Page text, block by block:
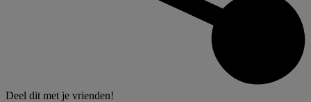
Deel dit met je vrienden!